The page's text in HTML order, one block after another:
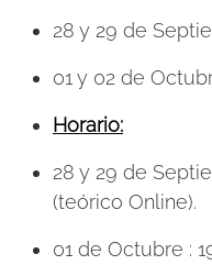
28 y 29 de
01 y 02 de
Horario:
28 y 29 de
(teórico Online).
01 de Octubre :